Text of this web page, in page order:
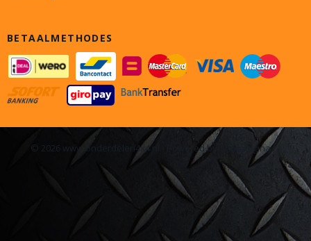
BETAALMETHODES
© 2026 www.onderdelen4x4.nl - Powered by Shoppagina.nl